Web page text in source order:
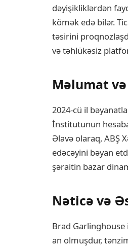
dəyişikliklərdən
kömək edə bilər.
təsirini
və təhlükəsiz
Məlumat
2024-cü il
İnstitutunun
Əlavə olaraq, ABŞ
edəcəyini bəyan
şəraitin bazar
Nəticə və
Brad Garlinghouse
an olmuşdur,